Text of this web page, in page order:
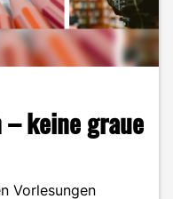
keine graue
Vorlesungen